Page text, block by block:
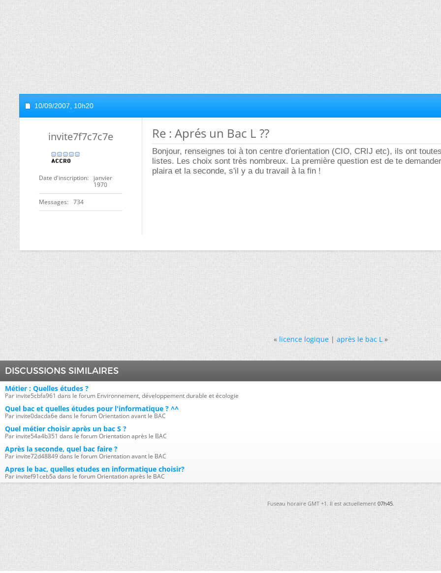
10/09/2007, 10h20
invite7f7c7c7e
Date d'inscription
janvier
1970
Messages 734
Re : Aprés un Bac L ??
Bonjour, renseignes toi à ton centre d'orientation (CIO, CRIJ etc), ils ont
listes. Les choix sont très nombreux. La première question est de te
plaira et la seconde, s'il y a du travail à la fin !
« licence logique|après le bac L »
DISCUSSIONS SIMILAIRES
Métier : Quelles études ?
Par invite5cbfa961 dans le forum Environnement, développement durable et écologie
Quel bac et quelles études pour l'informatique ? ^^
Par invite0dacda6e dans le forum Orientation avant le BAC
Quel métier choisir après un bac S ?
Par invite54a4b351 dans le forum Orientation après le BAC
Après la seconde, quel bac faire ?
Par invite72d48849 dans le forum Orientation avant le BAC
Apres le bac, quelles etudes en informatique choisir?
Par invitef91ceb5a dans le forum Orientation après le BAC
Fuseau horaire GMT +1. Il est actuellement07h45.